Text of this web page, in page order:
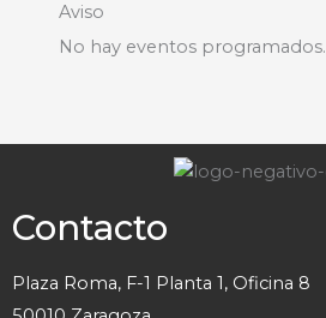
Aviso
No hay eventos programados.
Contacto
Plaza Roma, F-1 Planta 1, Oficina 8